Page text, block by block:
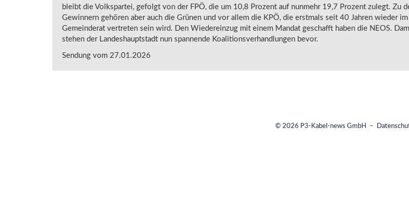
bleibt die Volkspartei, gefolgt von der FPÖ, die um 10,8 Prozent auf nunmehr 19,7 Prozent zulegt. Zu
Gewinnern gehören aber auch die Grünen und vor allem die KPÖ, die erstmals seit 40 Jahren wieder im
Gemeinderat vertreten sein wird. Den Wiedereinzug mit einem Mandat geschafft haben die NEOS.
stehen der Landeshauptstadt nun spannende Koalitionsverhandlungen bevor.
Sendung vom 27.01.2026
© 2026 P3-Kabel-news GmbH –